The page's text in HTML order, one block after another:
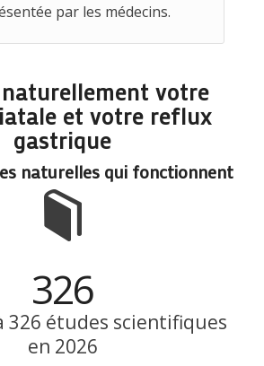
par les médecins.
naturellement votre
et votre reflux
gastrique
naturelles qui fonctionnent
326
326 études scientifiques
en 2026